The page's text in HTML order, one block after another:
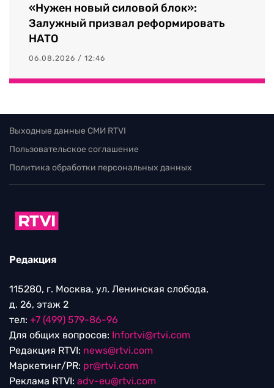
«Нужен новый силовой блок»:
Залужный призвал реформировать
НАТО
06.08.2026 / 12:46
Выходные данные СМИ RTVI
Пользовательское соглашение
Политика обработки персональных данных
Редакция
115280, г. Москва, ул. Ленинская слобода,
д. 26, этаж 2
тел: +7 (499) 579-86-96
Для общих вопросов: Infortvi@rtvi.com
Редакция RTVI: news@rtvi.com
Маркетинг/PR: pr@rtvi.com
Реклама RTVI: adv-eu@rtvi.com